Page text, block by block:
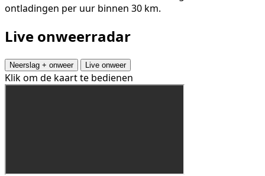
ontladingen per uur binnen 30 km.
Live onweerradar
Neerslag + onweer Live onweer
Klik om de kaart te bedienen